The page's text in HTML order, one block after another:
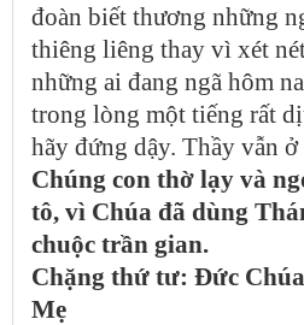
đoàn biết thương những
thiêng liêng thay vì xét
những ai đang ngã hôm
trong lòng một tiếng rất
hãy đứng dậy. Thầy vẫn ở
Chúng con thờ lạy và
tô, vì Chúa đã dùng
chuộc trần gian.
Chặng thứ tư: Đức
Mẹ